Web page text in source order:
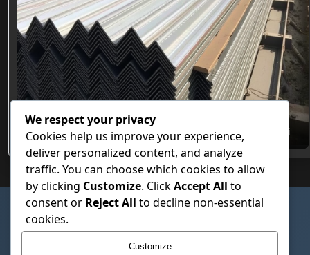
Özel Hadve Tasarımlı Beton Altı Trapez Sac Modelleri
SAYFALAR
Çerez Politikası
We respect your privacy
Cookies help us improve your experience,
deliver personalized content, and analyze
traffic. You can choose which cookies to allow
by clicking Customize. ClickAccept All to
consent or Reject All to decline non-essential
cookies.
Customize